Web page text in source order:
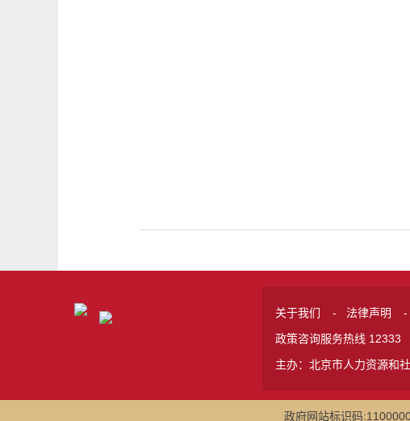
关于我们 - 法律声明 -
政策咨询服务热线 12333
主办：北京市人力资源和
政府网站标识码